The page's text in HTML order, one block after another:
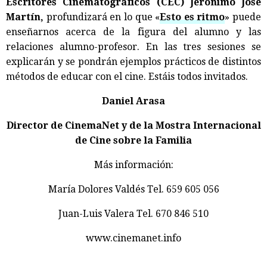
Escritores Cinematográficos (CEC) Jerónimo José
Martín, profundizará en lo que «Esto es ritmo» puede
enseñarnos acerca de la figura del alumno y las
relaciones alumno-profesor. En las tres sesiones se
explicarán y se pondrán ejemplos prácticos de distintos
métodos de educar con el cine. Estáis todos invitados.
Daniel Arasa
Director de CinemaNet y de la Mostra Internacional
de Cine sobre la Familia
Más información:
María Dolores Valdés Tel. 659 605 056
Juan-Luis Valera Tel. 670 846 510
www.cinemanet.info